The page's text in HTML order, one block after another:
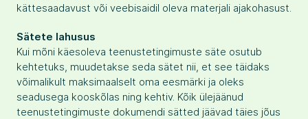
kättesaadavust või veebisaidil oleva materjali ajakohasust.
Sätete lahusus
Kui mõni käesoleva teenustetingimuste säte osutub
kehtetuks, muudetakse seda sätet nii, et see täidaks
võimalikult maksimaalselt oma eesmärki ja oleks
seadusega kooskõlas ning kehtiv. Kõik ülejäänud
teenustetingimuste dokumendi sätted jäävad täies jõus